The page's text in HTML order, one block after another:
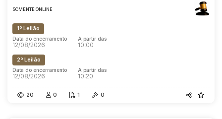
SOMENTE ONLINE
1º Leilão
Data do encerramento
12/08/2026
A partir das
10:00
2º Leilão
Data do encerramento
12/08/2026
A partir das
10:20
20 0 1 0